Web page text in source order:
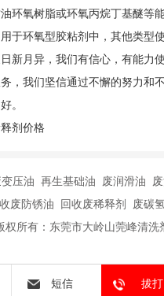
环氧树脂或环氧丙烷丁基醚等
于环氧型胶粘剂中，其他类型使
新月异，我们有信心，有能力
，我们坚信通过不懈的努力和
。
剂价格
压油 再生基础油 废润滑油
废防锈油 回收废稀释剂 废碳
权所有：东莞市大岭山莞峰清洗
短信 拔